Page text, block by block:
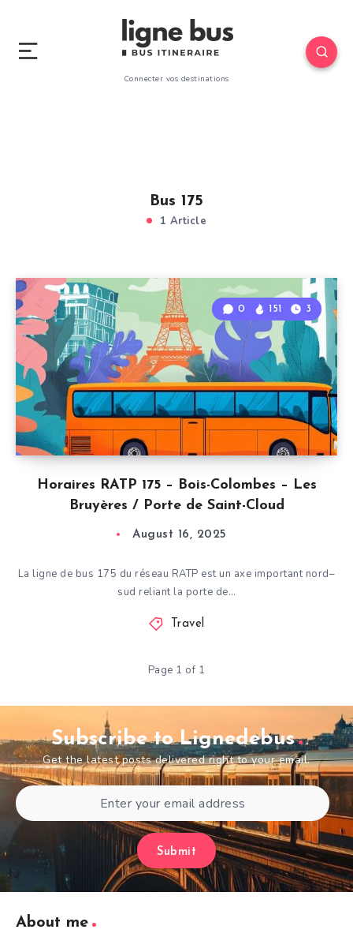
Connecter vos destinations
Bus 175
1 Article
Horaires RATP 175 – Bois-Colombes – Les
Bruyères / Porte de Saint-Cloud
0 151 3
August 16, 2025
La ligne de bus 175 du réseau RATP est un axe important nord–
sud reliant la porte de…
Travel
Page 1 of 1
Subscribe to Lignedebus
Get the latest posts delivered right to your email.
Submit
About me